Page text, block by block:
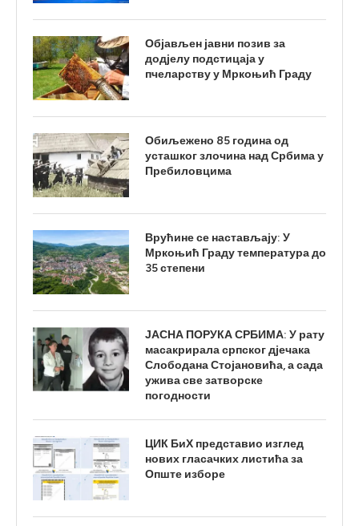
Објављен јавни позив за
додјелу подстицаја у
пчеларству у Мркоњић Граду
Обиљежено 85 година од
усташког злочина над Србима у
Пребиловцима
Врућине се настављају: У
Мркоњић Граду температура до
35 степени
ЈАСНА ПОРУКА СРБИМА: У рату
масакрирала српског дјечака
Слободана Стојановића, а сада
ужива све затворске
погодности
ЦИК БиХ представио изглед
нових гласачких листића за
Опште изборе